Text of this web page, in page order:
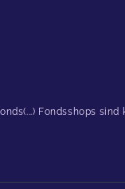
Fondsshops